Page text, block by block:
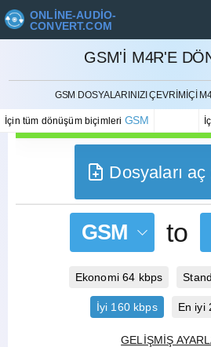
ONLINE-AUDIO-
CONVERT.COM
GSM'I M4R'E
GSM DOSYALARINIZI ÇEVRIMIÇI
İçin tüm dönüşüm biçimleri GSM
İPTAL ETMEK
Dosyaları
GSM to
Ekonomi 64 kbps
İyi 160 kbps En iyi
GELIŞMIŞ